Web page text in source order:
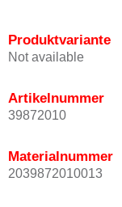
Produktvariante
Not available
Artikelnummer
39872010
Materialnummer
2039872010013